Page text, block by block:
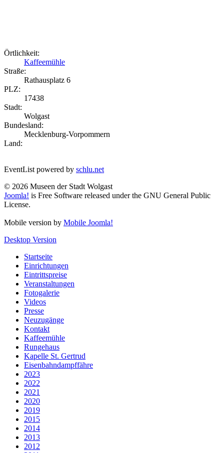
Örtlichkeit:
Kaffeemühle
Straße:
Rathausplatz 6
PLZ:
17438
Stadt:
Wolgast
Bundesland:
Mecklenburg-Vorpommern
Land:
EventList powered by schlu.net
© 2026 Museen der Stadt Wolgast
Joomla! is Free Software released under the GNU General Public
License.
Mobile version by Mobile Joomla!
Desktop Version
Startseite
Einrichtungen
Eintrittspreise
Veranstaltungen
Fotogalerie
Videos
Presse
Neuzugänge
Kontakt
Kaffeemühle
Rungehaus
Kapelle St. Gertrud
Eisenbahndampffähre
2023
2022
2021
2020
2019
2015
2014
2013
2012